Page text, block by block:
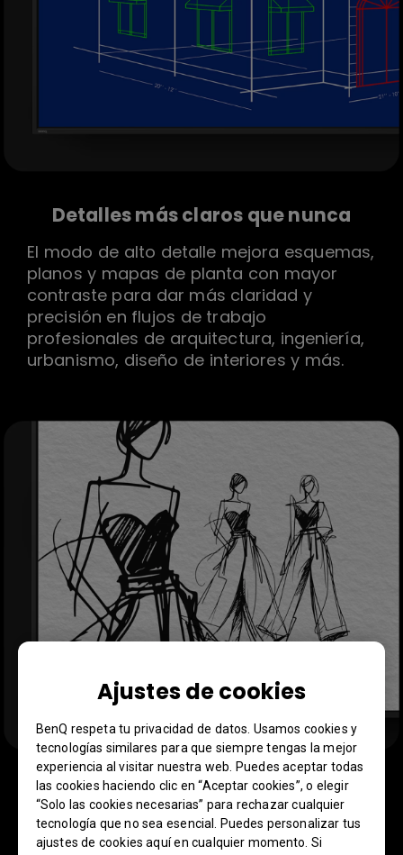
Ajustes de cookies
BenQ respeta tu privacidad de datos. Usamos cookies y
tecnologías similares para que siempre tengas la mejor
experiencia al visitar nuestra web. Puedes aceptar todas
las cookies haciendo clic en “Aceptar cookies”, o elegir
“Solo las cookies necesarias” para rechazar cualquier
tecnología que no sea esencial. Puedes personalizar tus
ajustes de cookies aquí en cualquier momento. Si
Detalles más claros que nunca
El modo de alto detalle mejora esquemas,
planos y mapas de planta con mayor
contraste para dar más claridad y
precisión en flujos de trabajo
profesionales de arquitectura, ingeniería,
urbanismo, diseño de interiores y más.
Tus bocetos cobran vida
El modo boceto imita el aspecto del papel